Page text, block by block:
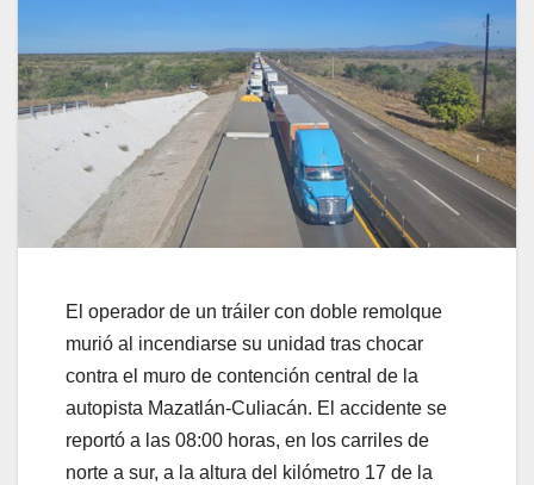
El operador de un tráiler con doble remolque
murió al incendiarse su unidad tras chocar
contra el muro de contención central de la
autopista Mazatlán-Culiacán. El accidente se
reportó a las 08:00 horas, en los carriles de
norte a sur, a la altura del kilómetro 17 de la